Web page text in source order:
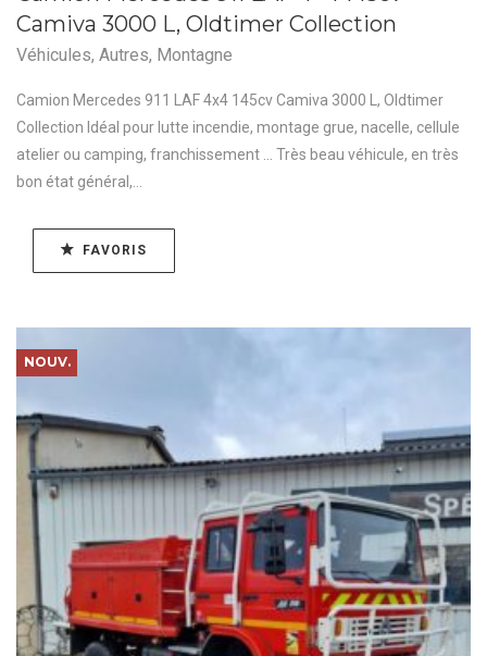
Camiva 3000 L, Oldtimer Collection
Véhicules, Autres, Montagne
Camion Mercedes 911 LAF 4x4 145cv Camiva 3000 L, Oldtimer
Collection Idéal pour lutte incendie, montage grue, nacelle, cellule
atelier ou camping, franchissement ... Très beau véhicule, en très
bon état général,...
FAVORIS
NOUV.